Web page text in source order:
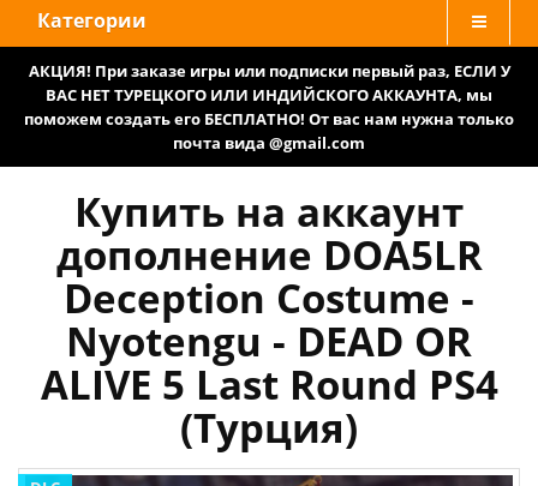
Категории
АКЦИЯ! При заказе игры или подписки первый раз, ЕСЛИ У
ВАС НЕТ ТУРЕЦКОГО ИЛИ ИНДИЙСКОГО АККАУНТА, мы
поможем создать его БЕСПЛАТНО! От вас нам нужна только
почта вида @gmail.com
Купить на аккаунт
дополнение DOA5LR
Deception Costume -
Nyotengu - DEAD OR
ALIVE 5 Last Round PS4
(Турция)